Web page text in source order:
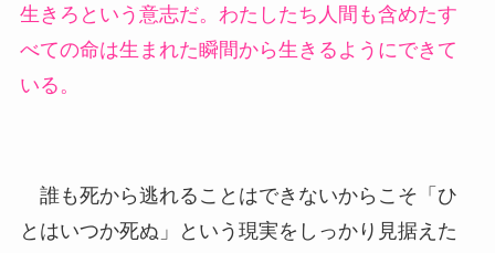
生きろという意志だ。わたしたち人間も含めたす
べての命は生まれた瞬間から生きるようにできて
いる。
誰も死から逃れることはできないからこそ「ひ
とはいつか死ぬ」という現実をしっかり見据えた